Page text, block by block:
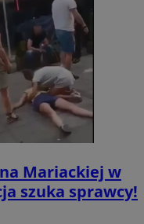
Mariackiej w
szuka sprawcy!